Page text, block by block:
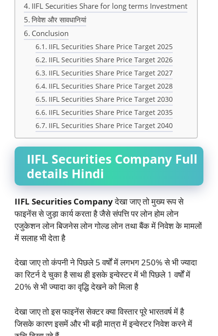
IIFL Securities Share for long terms Investment
निवेश और सावधानियां
Conclusion
IIFL Securities Share Price Target 2025
IIFL Securities Share Price Target 2026
IIFL Securities Share Price Target 2027
IIFL Securities Share Price Target 2028
IIFL Securities Share Price Target 2030
IIFL Securities Share Price Target 2035
IIFL Securities Share Price Target 2040
IIFL Securities Company Full
details Hindi
IIFL Securities Companyदेखा जाए तो मुख्य रूप से
फाइनेंस से जुड़ा कार्य करता है जैसे संपत्ति पर लोन होम लोन
एजुकेशन लोन बिजनेस लोन गोल्ड लोन तथा बैंक में निवेश के मामलों
में सलाह भी देता है
देखा जाए तो कंपनी ने पिछले 5 वर्षों में लगभग 250% से भी ज्यादा
का रिटर्न दे चुका है साथ ही इसके इन्वेस्टर में भी पिछले 1 वर्षों में
20% से भी ज्यादा का वृद्धि देखने को मिला है
देखा जाए तो इस फाइनेंस सेक्टर क्या विस्तार पूरे भारतवर्ष में है
जिसके कारण इसमें और भी बड़ी मात्रा में इन्वेस्टर निवेश करने में